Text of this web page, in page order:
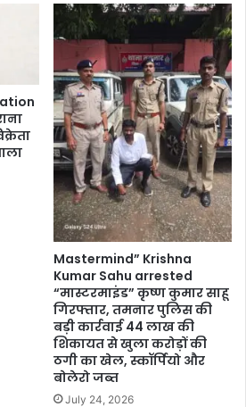
Mastermind” Krishna
Kumar Sahu arrested
“मास्टरमाइंड” कृष्ण कुमार साहू
गिरफ्तार, तमनार पुलिस की
बड़ी कार्रवाई 44 लाख की
शिकायत से खुला करोड़ों की
ठगी का खेल, स्कॉर्पियो और
बोलेरो जब्त
July 24, 2026